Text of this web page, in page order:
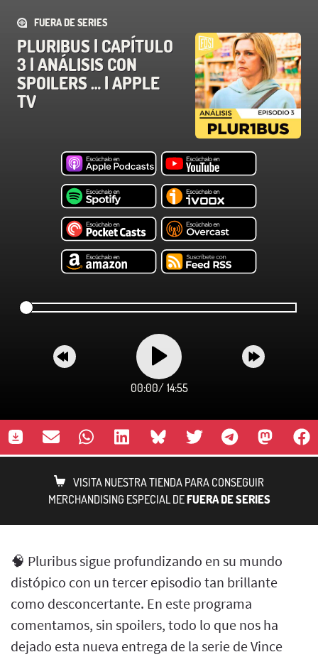
FUERA DE SERIES
PLURIBUS | CAPÍTULO
3 | ANÁLISIS CON
SPOILERS … | APPLE
TV
00:00/ 14:55
VISITA NUESTRA TIENDA PARA CONSEGUIR
MERCHANDISING ESPECIAL DEFUERA DE SERIES
🧠 Pluribus sigue profundizando en su mundo
distópico con un tercer episodio tan brillante
como desconcertante. En este programa
comentamos, sin spoilers, todo lo que nos ha
dejado esta nueva entrega de la serie de Vince